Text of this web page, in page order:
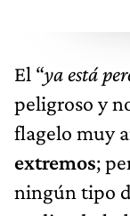
El “ya está
peligroso y
flagelo muy
extremos;
ningún tipo